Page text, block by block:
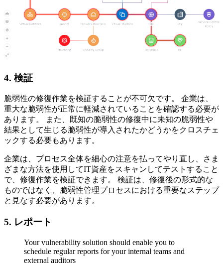
4. 検証
脆弱性の修復作業を検証することが不可欠です。 企業は、
重大な脆弱性が正常に軽減されていることを確認する必要が
あります。 また、既知の脆弱性の修復中に未知の脆弱性や
結果として生じる脆弱性が導入されたかどうかをクロスチェ
ックする必要もあります。
企業は、プロセス全体を細心の注意を払ってやり直し、さま
ざまな方法を使用してIT資産をスキャンしてテストすること
で、修復作業を検証できます。 検証は、修復後の形式的な
ものではなく、脆弱性管理プロセスにおける重要なステップ
と見なす必要があります。
5. レポート
Your vulnerability solution should enable you to
schedule regular reports for your internal teams and
external auditors